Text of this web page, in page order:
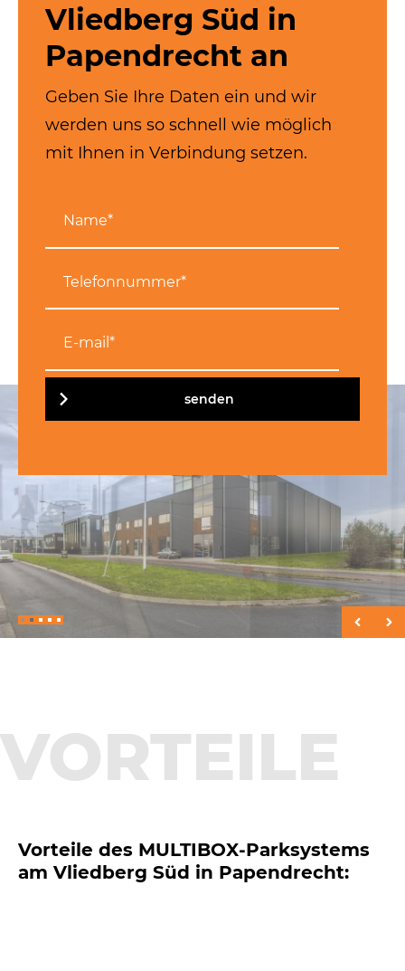
Vliedberg Süd in
Papendrecht an
Geben Sie Ihre Daten ein und wir
werden uns so schnell wie möglich
mit Ihnen in Verbindung setzen.
senden
VOR­TEILE
Vorteile des MULTIBOX-Parksystems
am Vliedberg Süd in Papendrecht: